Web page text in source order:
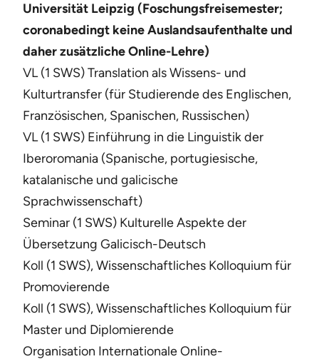
Universität Leipzig (Foschungsfreisemester;
coronabedingt keine Auslandsaufenthalte und
daher zusätzliche Online-Lehre)
VL (1 SWS) Translation als Wissens- und
Kulturtransfer (für Studierende des Englischen,
Französischen, Spanischen, Russischen)
VL (1 SWS) Einführung in die Linguistik der
Iberoromania (Spanische, portugiesische,
katalanische und galicische
Sprachwissenschaft)
Seminar (1 SWS) Kulturelle Aspekte der
Übersetzung Galicisch-Deutsch
Koll (1 SWS), Wissenschaftliches Kolloquium für
Promovierende
Koll (1 SWS), Wissenschaftliches Kolloquium für
Master und Diplomierende
Organisation Internationale Online-